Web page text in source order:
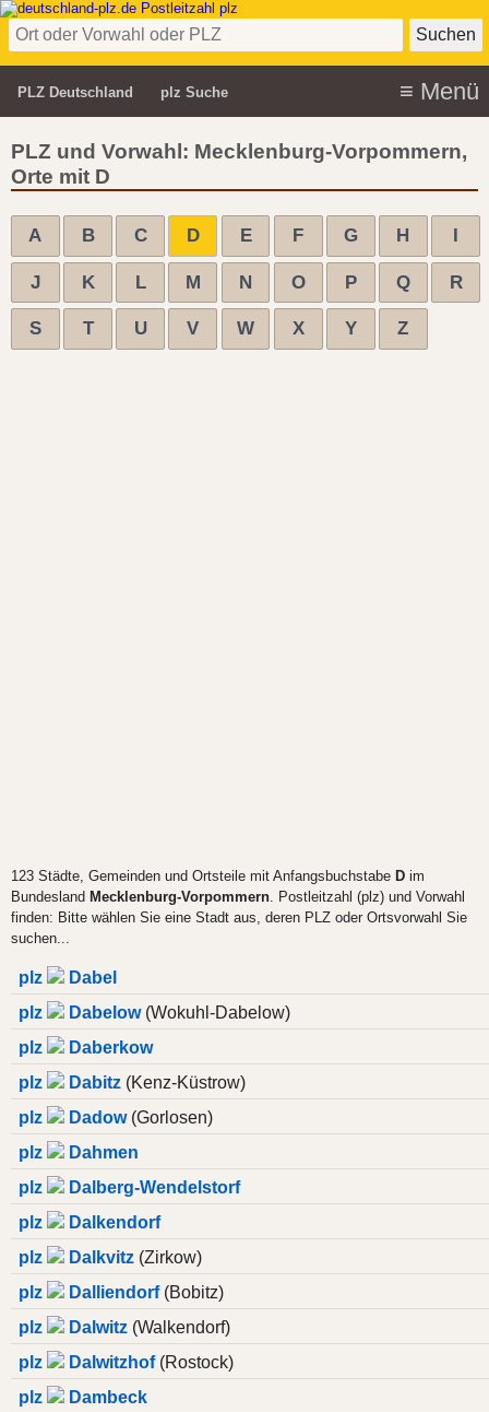
PLZ Deutschland plz Suche
PLZ und Vorwahl: Mecklenburg-Vorpommern,
Orte mit D
A B C D E F G H I
J K L M N O P Q R
S T U V W X Y Z
123 Städte, Gemeinden und Ortsteile mit Anfangsbuchstabe D im
Bundesland Mecklenburg-Vorpommern . Postleitzahl (plz) und Vorwahl
finden: Bitte wählen Sie eine Stadt aus, deren PLZ oder Ortsvorwahl Sie
suchen...
plz
Dabel
plz
Dabelow(Wokuhl-Dabelow)
plz
Daberkow
plz
Dabitz (Kenz-Küstrow)
plz
Dadow(Gorlosen)
plz
Dahmen
plz
Dalberg-Wendelstorf
plz
Dalkendorf
plz
Dalkvitz (Zirkow)
plz
Dalliendorf(Bobitz)
plz
Dalwitz (Walkendorf)
plz
Dalwitzhof(Rostock)
plz
Dambeck